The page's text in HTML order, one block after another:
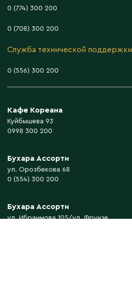
0 (774) 300 200
0 (708) 300 200
Служба технической поддержки
0 (556) 300 200
Кафе Кореана
Куйбышева 93
0998 300 200
Бухара Ассорти
ул. Орозбекова 68
0 (554) 300 200
Бухара Ассорти
ул. Ибраимова 105/ул. Фрунзе